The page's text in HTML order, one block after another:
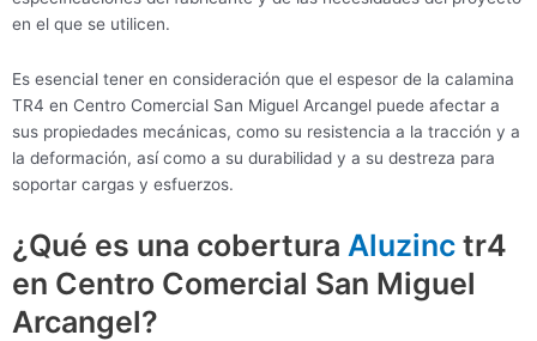
en el que se utilicen.
Es esencial tener en consideración que el espesor de la calamina
TR4 en Centro Comercial San Miguel Arcangel puede afectar a
sus propiedades mecánicas, como su resistencia a la tracción y a
la deformación, así como a su durabilidad y a su destreza para
soportar cargas y esfuerzos.
¿Qué es una cobertura Aluzinc tr4
en Centro Comercial San Miguel
Arcangel?